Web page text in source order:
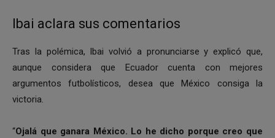
Ibai aclara sus comentarios
Tras la polémica, Ibai volvió a pronunciarse y explicó que,
aunque considera que Ecuador cuenta con mejores
argumentos futbolísticos, desea que México consiga la
victoria.
“Ojalá que ganara México. Lo he dicho porque creo que